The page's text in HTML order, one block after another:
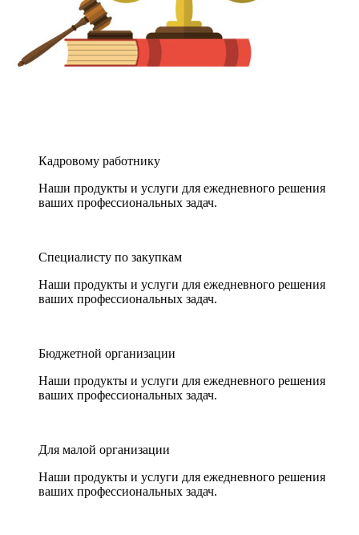
Кадровому работнику
Наши продукты и услуги для ежедневного решения
ваших профессиональных задач.
Специалисту по закупкам
Наши продукты и услуги для ежедневного решения
ваших профессиональных задач.
Бюджетной организации
Наши продукты и услуги для ежедневного решения
ваших профессиональных задач.
Для малой организации
Наши продукты и услуги для ежедневного решения
ваших профессиональных задач.